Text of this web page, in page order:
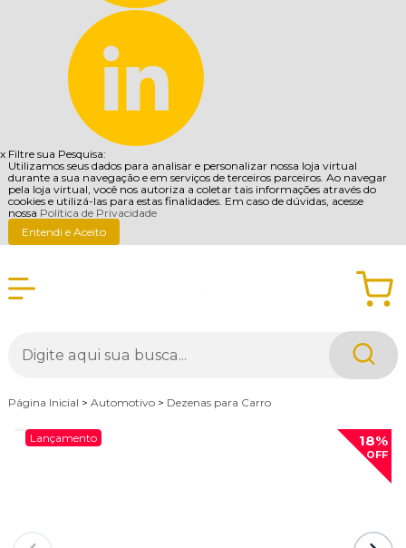
x Filtre sua Pesquisa:
Utilizamos seus dados para analisar e personalizar nossa loja virtual
durante a sua navegação e em serviços de terceiros parceiros. Ao navegar
pela loja virtual, você nos autoriza a coletar tais informações através do
cookies e utilizá-las para estas finalidades. Em caso de dúvidas, acesse
nossa Política de Privacidade
Entendi e Aceito
Página Inicial > Automotivo > Dezenas para Carro
Lançamento 18%
OFF